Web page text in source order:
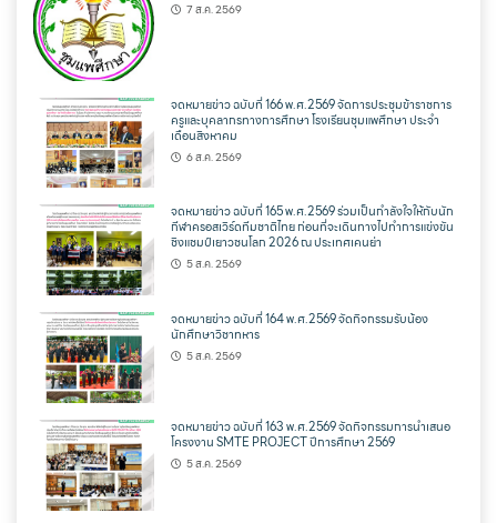
7 ส.ค. 2569
จดหมายข่าว ฉบับที่ 166 พ.ศ.2569 จัดการประชุมข้าราชการ
ครูและบุคลากรทางการศึกษา โรงเรียนชุมแพศึกษา ประจำ
เดือนสิงหาคม
6 ส.ค. 2569
จดหมายข่าว ฉบับที่ 165 พ.ศ.2569 ร่วมเป็นกำลังใจให้กับนัก
กีฬาครอสเวิร์ดทีมชาติไทย ก่อนที่จะเดินทางไปทำการแข่งขัน
ชิงแชมป์เยาวชนโลก 2026 ณ ประเทศเคนย่า
5 ส.ค. 2569
จดหมายข่าว ฉบับที่ 164 พ.ศ.2569 จัดกิจกรรมรับน้อง
นักศึกษาวิชาทหาร
5 ส.ค. 2569
จดหมายข่าว ฉบับที่ 163 พ.ศ.2569 จัดกิจกรรมการนำเสนอ
โครงงาน SMTE PROJECT ปีการศึกษา 2569
5 ส.ค. 2569